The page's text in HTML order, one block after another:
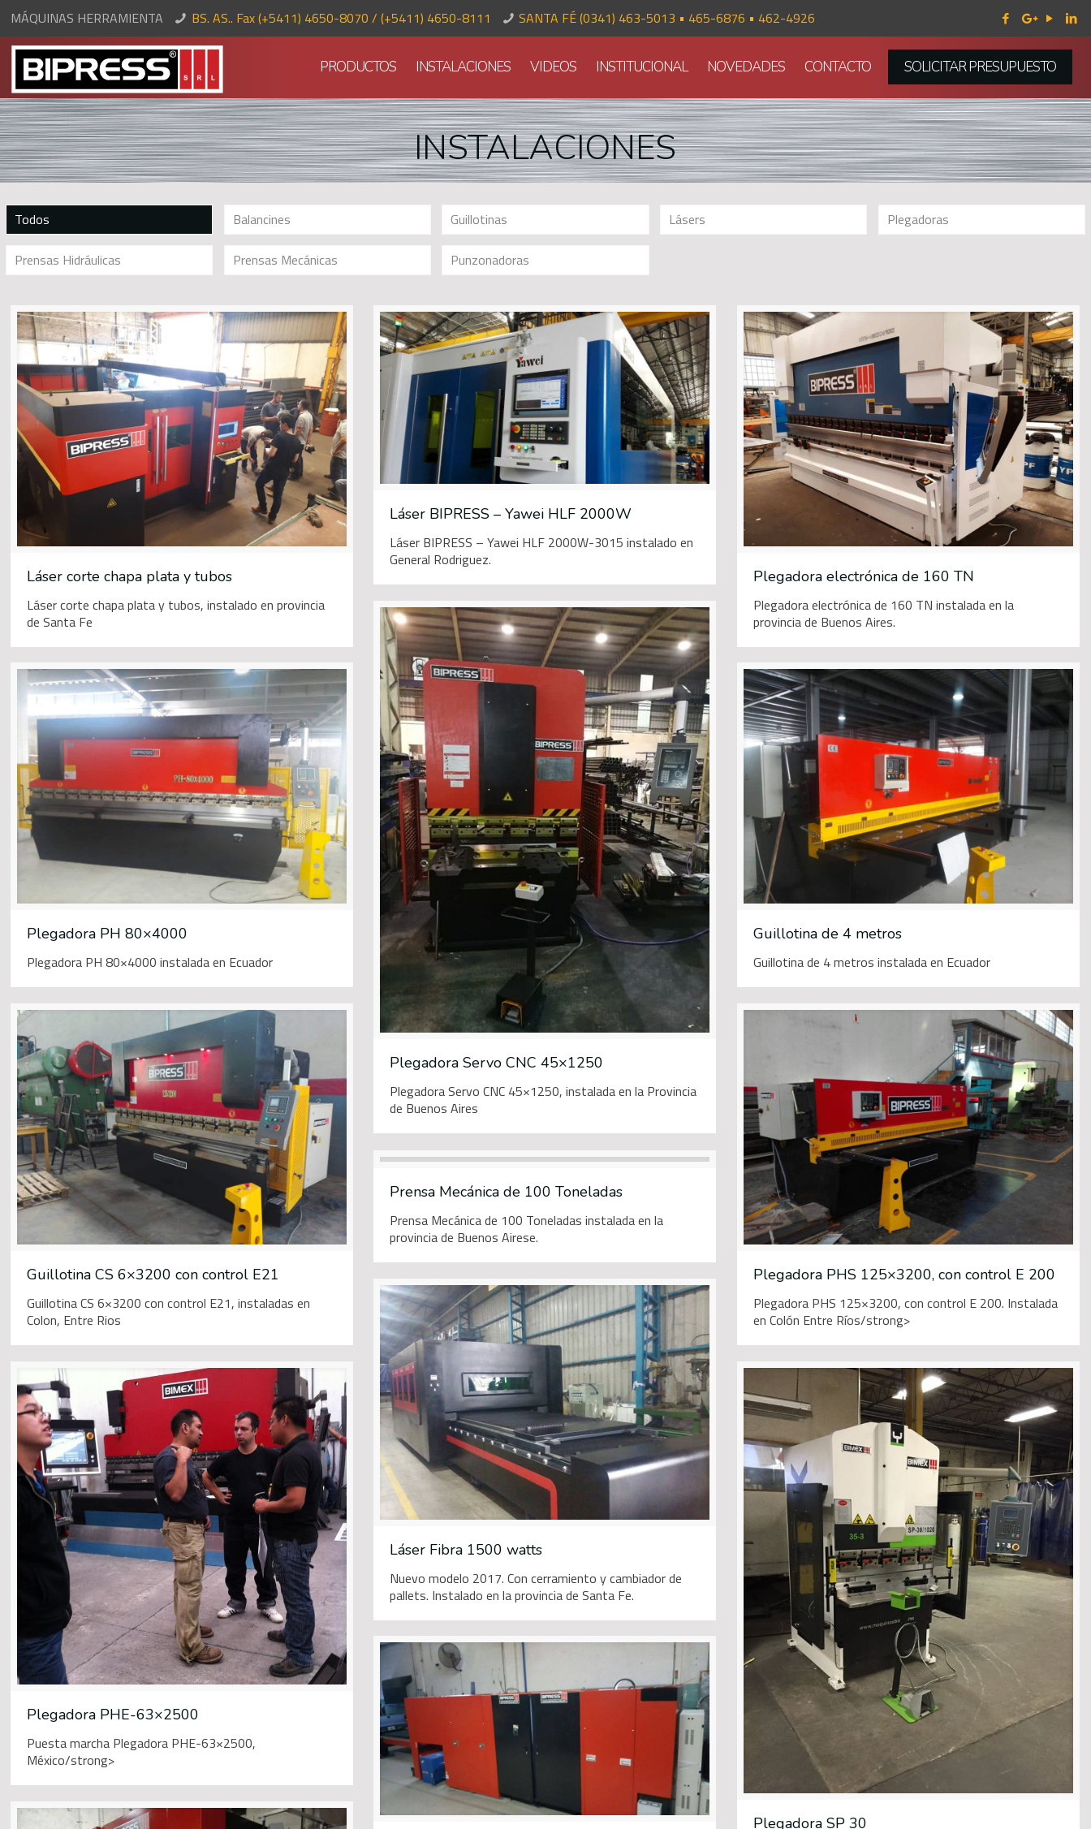
MÁQUINAS HERRAMIENTA BS. AS.. Fax (+5411) 4650-8070 / (+5411) 4650-8111 SANTA FÉ (0341) 463-5013 • 465-6876 • 462-4926
PRODUCTOS INSTALACIONES VIDEOS INSTITUCIONAL NOVEDADES CONTACTO SOLICITAR PRESUPUESTO
INSTALACIONES
Todos Balancines Guillotinas Lásers Plegadoras
Prensas Hidráulicas Prensas Mecánicas Punzonadoras
Láser corte chapa plata y tubos
Láser corte chapa plata y tubos, instalado en provincia
de Santa Fe
Láser BIPRESS – Yawei HLF 2000W
Láser BIPRESS – Yawei HLF 2000W-3015 instalado en
General Rodriguez.
Plegadora electrónica de 160 TN
Plegadora electrónica de 160 TN instalada en la
provincia de Buenos Aires.
Plegadora Servo CNC 45×1250
Plegadora Servo CNC 45×1250, instalada en la Provincia
de Buenos Aires
Plegadora PH 80×4000
Plegadora PH 80×4000 instalada en Ecuador
Guillotina de 4 metros
Guillotina de 4 metros instalada en Ecuador
Guillotina CS 6×3200 con control E21
Guillotina CS 6×3200 con control E21, instaladas en
Colon, Entre Rios
Plegadora PHS 125×3200, con control E 200
Plegadora PHS 125×3200, con control E 200. Instalada
en Colón Entre Ríos/strong>
Prensa Mecánica de 100 Toneladas
Prensa Mecánica de 100 Toneladas instalada en la
provincia de Buenos Airese.
Láser Fibra 1500 watts
Nuevo modelo 2017. Con cerramiento y cambiador de
pallets. Instalado en la provincia de Santa Fe.
Plegadora PHE-63×2500
Puesta marcha Plegadora PHE-63×2500,
México/strong>
Plegadora SP 30